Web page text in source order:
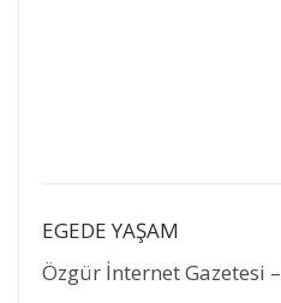
EGEDE YAŞAM
Özgür İnternet Gazetesi